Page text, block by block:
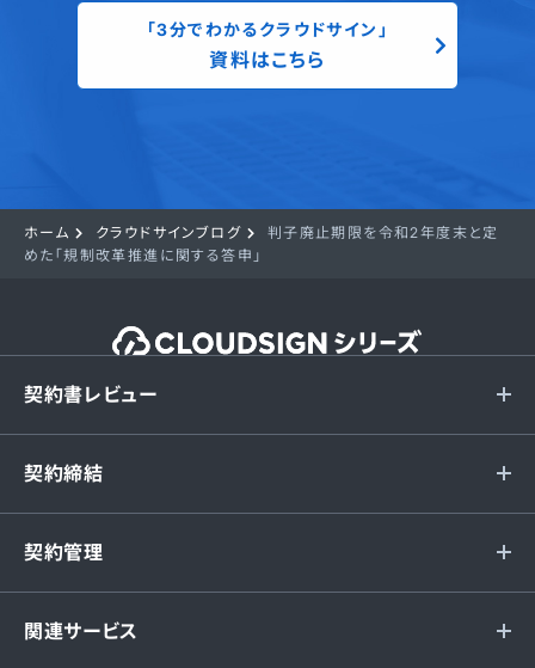
「3分でわかるクラウドサイン」
資料はこちら
ホーム クラウドサインブログ
判子廃止期限を令和2年度末と定
めた「規制改革推進に関する答申」
契約書レビュー
契約締結
契約管理
関連サービス